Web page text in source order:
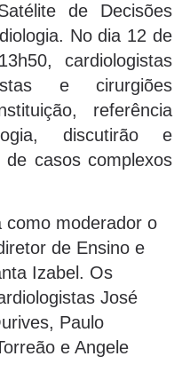
de Decisões
No dia 12 de
cardiologistas
e cirurgiões
referência
discutirão e
de casos complexos
como moderador o
de Ensino e
Izabel. Os
José
Paulo
e Angele